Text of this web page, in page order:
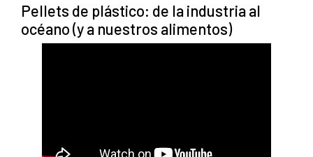
Pellets de plástico: de la industria al
océano (y a nuestros alimentos)